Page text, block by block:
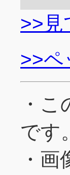
>>見
>>ペ
・
です。
・